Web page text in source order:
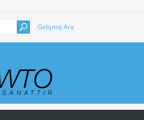
Gelişmiş Ara